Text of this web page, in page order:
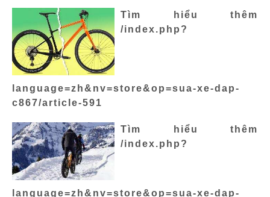
Tìm hiểu thêm
/index.php?
language=zh&nv=store&op=sua-xe-dap-
c867/article-591
Tìm hiểu thêm
/index.php?
language=zh&nv=store&op=sua-xe-dap-